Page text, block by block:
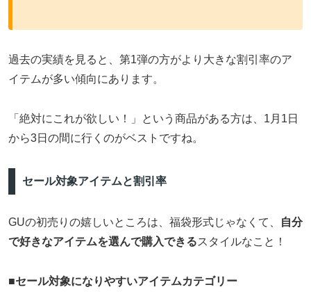
過去の実績を見ると、第1弾の方がより大きな割引率のア
イテムが多い傾向にあります。
「絶対にこれが欲しい！」という商品がある方は、1月1日
から3日の間に行くのがベストですね。
セール対象アイテムと割引率
GUの初売りの嬉しいところは、福袋形式じゃなくて、
自分
で好きなアイテムを選んで購入できるスタイルなこと！
■セール対象になりやすいアイテムカテゴリー